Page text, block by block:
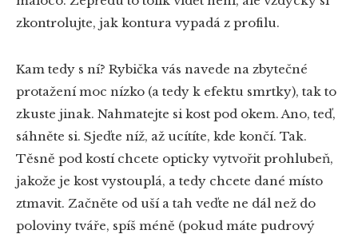
zkontrolujte, jak kontura vypadá z profilu.
Kam tedy s ní? Rybička vás navede na zbytečné
protažení moc nízko (a tedy k efektu smrtky), tak to
zkuste jinak. Nahmatejte si kost pod okem. Ano, teď,
sáhněte si. Sjeďte níž, až ucítíte, kde končí. Tak.
Těsně pod kostí chcete opticky vytvořit prohlubeň,
jakože je kost vystouplá, a tedy chcete dané místo
ztmavit. Začněte od uší a tah veďte ne dál než do
poloviny tváře, spíš méně (pokud máte pudrový